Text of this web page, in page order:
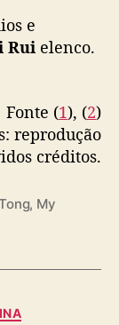
e
Rui elenco.
Fonte (1), (2)
reprodução
créditos.
, My